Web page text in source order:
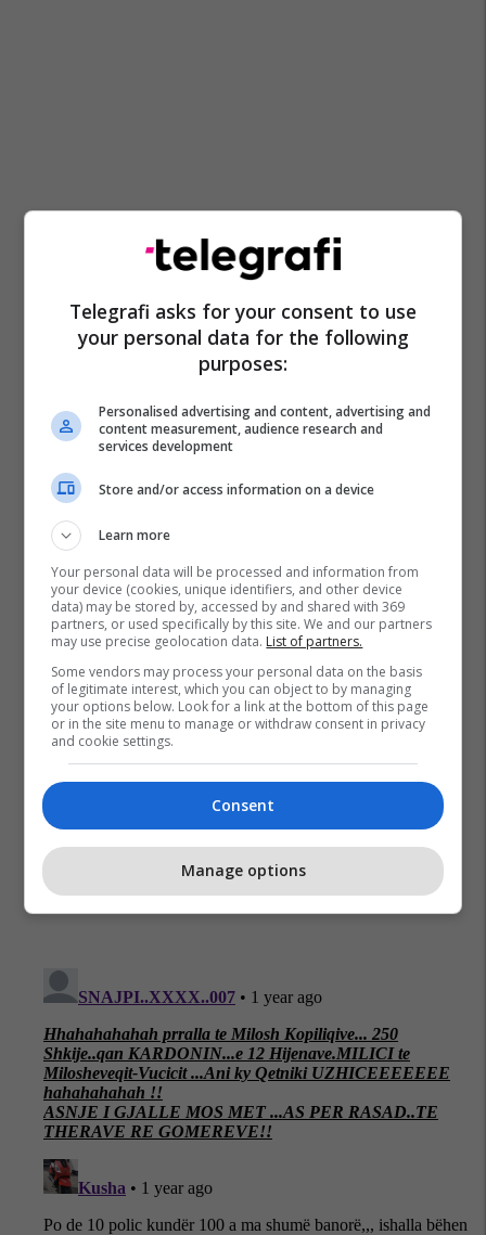
Policia Serbe Protesta Ne Serbi
Telegrafi asks for your consent to use
your personal data for the following
purposes:
Personalised advertising and content, advertising and
content measurement, audience research and
services development
Store and/or access information on a device
Learn more
Your personal data will be processed and information from
your device (cookies, unique identifiers, and other device
data) may be stored by, accessed by and shared with 369
partners, or used specifically by this site. We and our partners
may use precise geolocation data. List of partners.
Some vendors may process your personal data on the basis
of legitimate interest, which you can object to by managing
your options below. Look for a link at the bottom of this page
or in the site menu to manage or withdraw consent in privacy
and cookie settings.
Consent
Manage options